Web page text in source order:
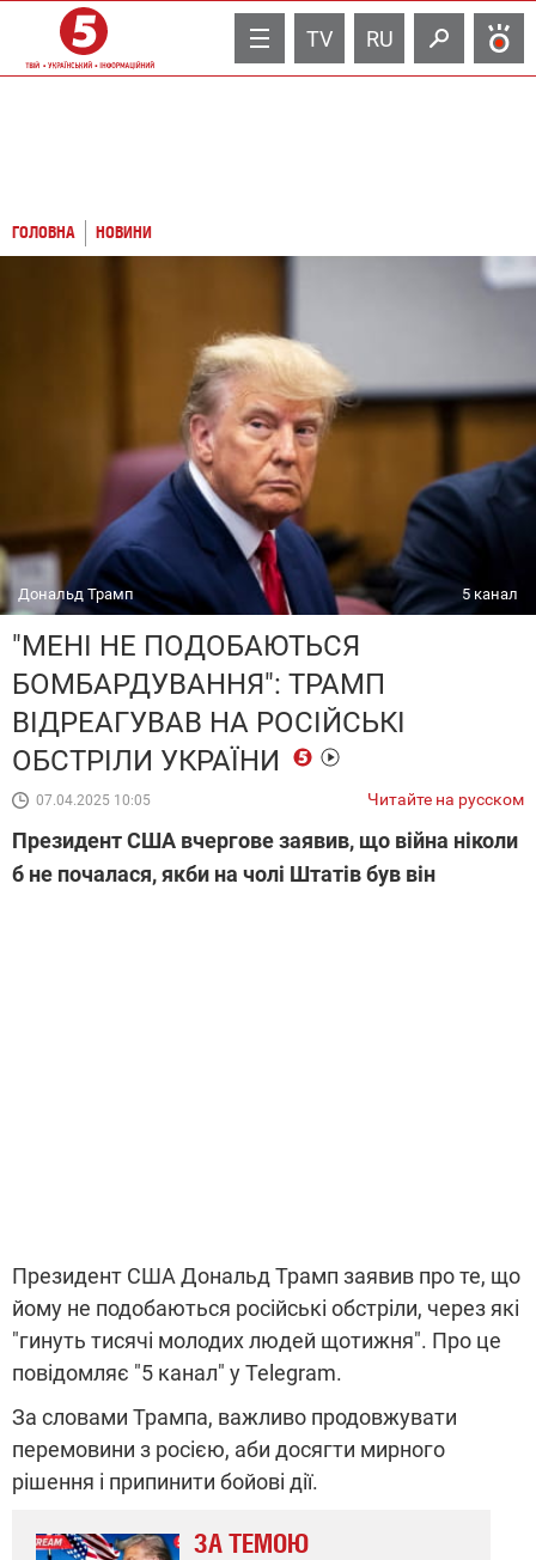
TV RU
ГОЛОВНА НОВИНИ
Дональд Трамп 5 канал
"МЕНІ НЕ ПОДОБАЮТЬСЯ
БОМБАРДУВАННЯ": ТРАМП
ВІДРЕАГУВАВ НА РОСІЙСЬКІ
ОБСТРІЛИ УКРАЇНИ
07.04.2025 10:05 Читайте на русском
Президент США вчергове заявив, що війна ніколи
б не почалася, якби на чолі Штатів був він
Президент США Дональд Трамп заявив про те, що
йому не подобаються російські обстріли, через які
"гинуть тисячі молодих людей щотижня". Про це
повідомляє "5 канал" у Telegram.
За словами Трампа, важливо продовжувати
перемовини з росією, аби досягти мирного
рішення і припинити бойові дії.
ЗА ТЕМОЮ